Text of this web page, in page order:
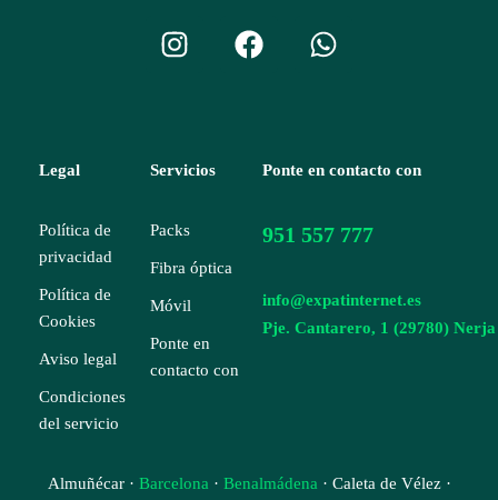
Legal
Política de
privacidad
Política de
Cookies
Aviso legal
Condiciones
del servicio
Servicios
Packs
Fibra óptica
Móvil
Ponte en
contacto con
Ponte en contacto con
951 557 777
info@expatinternet.es
Pje. Cantarero, 1 (29780) Nerja
Almuñécar · Barcelona · Benalmádena · Caleta de Vélez ·